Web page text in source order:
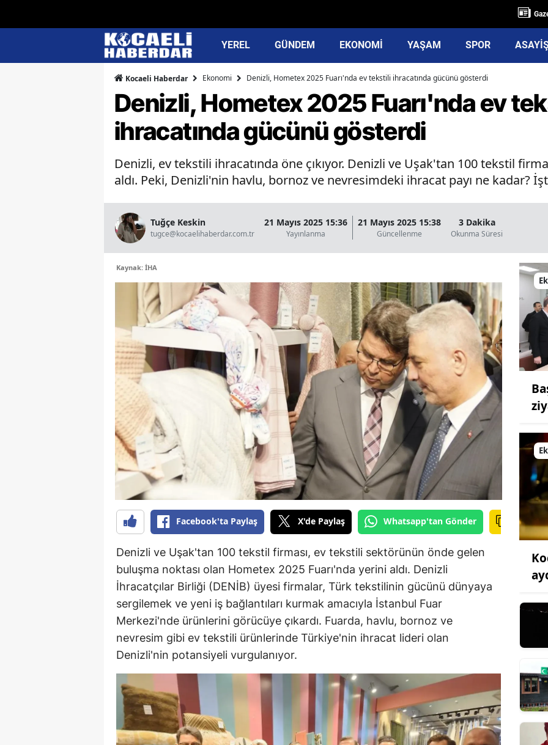
YEREL GÜNDEM EKONOMİ YAŞAM SPOR
Kocaeli Haberdar Ekonomi Denizli, Hometex 2025 Fuarı'nda ev tekstili ihracatında gücünü gösterdi
Denizli, Hometex 2025 Fuarı'nda ev
ihracatında gücünü gösterdi
Denizli, ev tekstili ihracatında öne çıkıyor. Denizli ve Uşak'tan 100 tekstil
aldı. Peki, Denizli'nin havlu, bornoz ve nevresimdeki ihracat payı ne kadar?
Tuğçe Keskin
tugce@kocaelihaberdar.com.tr
21 Mayıs 2025 15:36
Yayınlanma
21 Mayıs 2025 15:38
Güncellenme
3 Dakika
Okunma Süresi
Kaynak: İHA
Facebook'ta Paylaş X'de Paylaş Whatsapp'tan Gönder
Denizli ve Uşak'tan 100 tekstil firması, ev tekstili sektörünün önde gelen
buluşma noktası olan Hometex 2025 Fuarı'nda yerini aldı. Denizli
İhracatçılar Birliği (DENİB) üyesi firmalar, Türk tekstilinin gücünü dünyaya
sergilemek ve yeni iş bağlantıları kurmak amacıyla İstanbul Fuar
Merkezi'nde ürünlerini görücüye çıkardı. Fuarda, havlu, bornoz ve
nevresim gibi ev tekstili ürünlerinde Türkiye'nin ihracat lideri olan
Denizli'nin potansiyeli vurgulanıyor.